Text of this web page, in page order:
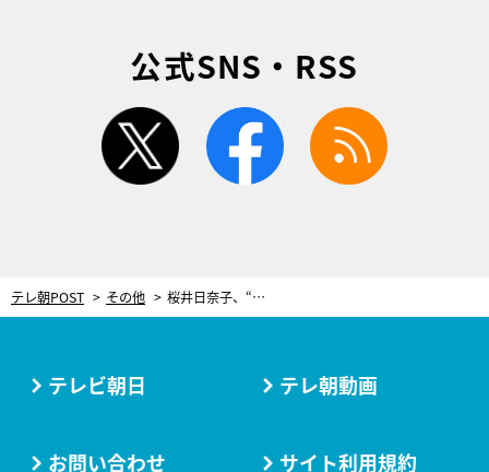
公式SNS・RSS
twitter facebook
テレ朝POST その他 桜井日奈子、“年下彼氏”のセリフにズキュン！「子犬のように健気で可愛らしかった」
テレビ朝日 テレ朝動画
お問い合わせ サイト利用規約